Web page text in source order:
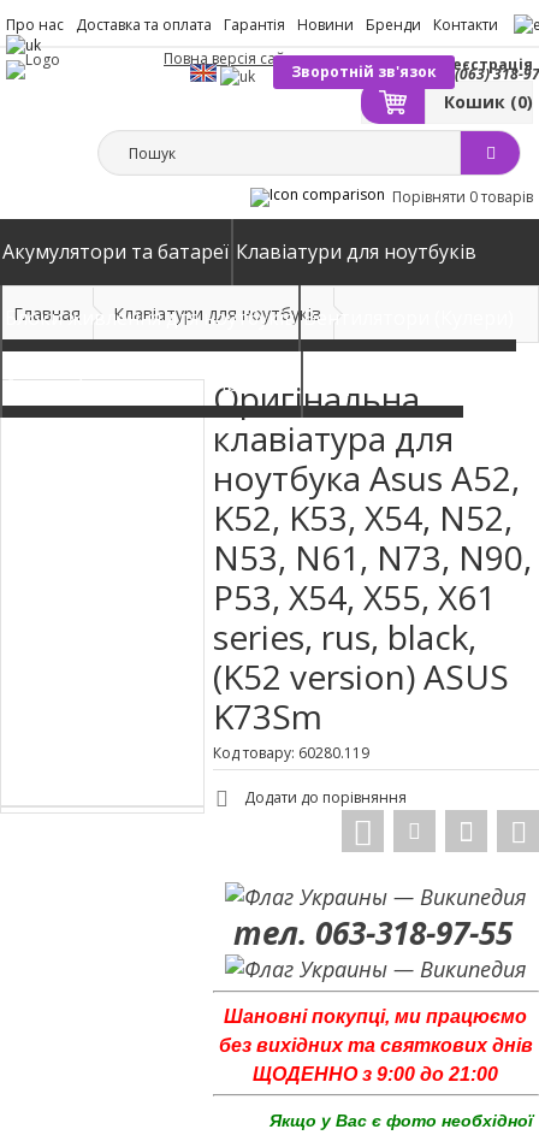
Про нас Доставка та оплата Гарантія Новини Бренди Контакти
(063) 318-
Зворотній зв'язок
Вхід Реєстрація
Кошик (0)
Повна версія сайту
Порівняти 0 товарів
Акумулятори та батареї Клавіатури для ноутбуків
Блоки живлення для ноутбуків Вентилятори (Кулери)
Автомобільні зарядні пристрої
Главная Клавіатури для ноутбуків
Оригінальна
клавіатура для
ноутбука Asus A52,
K52, K53, X54, N52,
N53, N61, N73, N90,
P53, X54, X55, X61
series, rus, black,
(K52 version) ASUS
K73Sm
Код товару: 60280.119
Додати до порівняння
тел. 063-318-97-55
Шановні покупці, ми працюємо
без вихідних та святкових днів
ЩОДЕННО з 9:00 до 21:00
Якщо у Вас є фото необхідної